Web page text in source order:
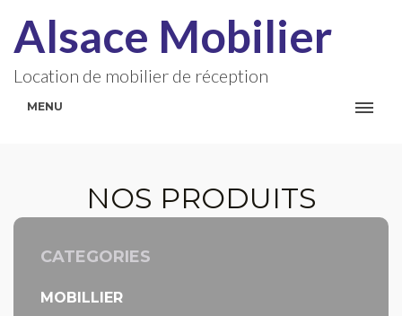
Alsace Mobilier
Location de mobilier de réception
MENU
NOS PRODUITS
CATEGORIES
MOBILLIER